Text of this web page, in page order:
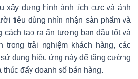
xây dựng hình ảnh tích cực và ảnh
tiêu dùng nhìn nhận sản phẩm và
cách tạo ra ấn tượng ban đầu tốt và
trong trải nghiệm khách hàng, các
dụng hiệu ứng này để tăng cường
đẩy doanh số bán hàng.